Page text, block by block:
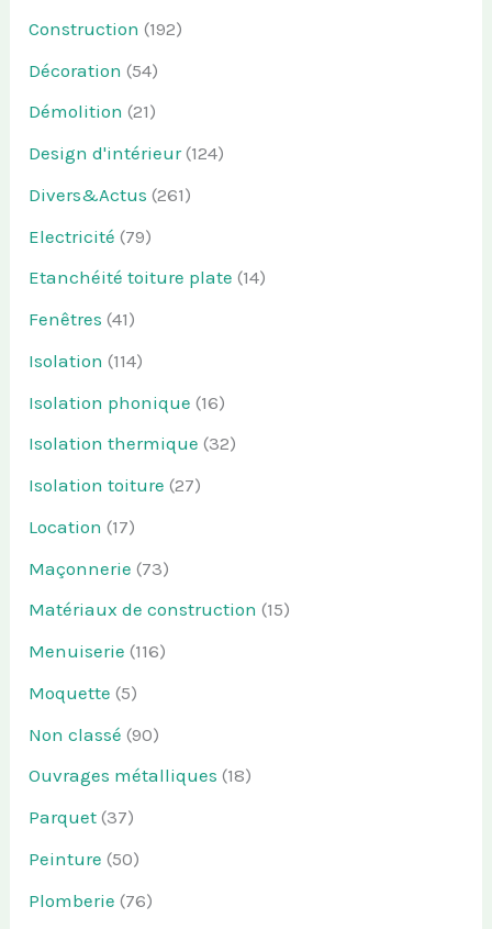
Construction (192)
Décoration (54)
Démolition (21)
Design d'intérieur(124)
Divers&Actus (261)
Electricité (79)
Etanchéité toiture plate (14)
Fenêtres (41)
Isolation (114)
Isolation phonique (16)
Isolation thermique (32)
Isolation toiture (27)
Location (17)
Maçonnerie (73)
Matériaux de construction (15)
Menuiserie (116)
Moquette (5)
Non classé (90)
Ouvrages métalliques (18)
Parquet (37)
Peinture (50)
Plomberie (76)